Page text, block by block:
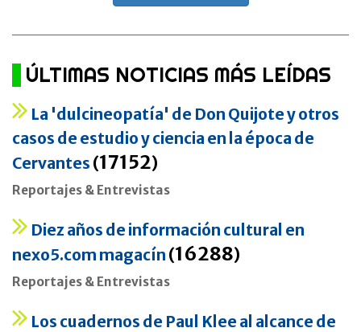
ÚLTIMAS NOTICIAS MÁS LEÍDAS
La 'dulcineopatía' de Don Quijote y otros
casos de estudio y ciencia en la época de
Cervantes (17152)
Reportajes & Entrevistas
Diez años de información cultural en
nexo5.com magacín (16288)
Reportajes & Entrevistas
Los cuadernos de Paul Klee al alcance de